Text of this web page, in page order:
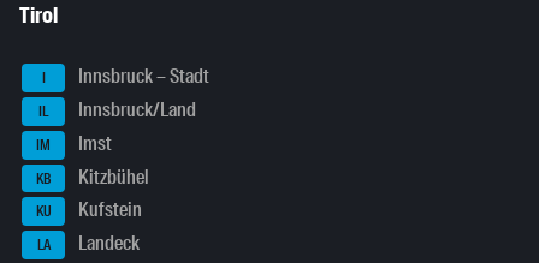
Tirol
I Innsbruck – Stadt
IL Innsbruck/Land
IM Imst
KB Kitzbühel
KU Kufstein
LA Landeck